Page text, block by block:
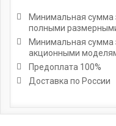
Минимальная сумма
полными
Минимальная сумма
акционными
Предоплата 100%
Доставка по России